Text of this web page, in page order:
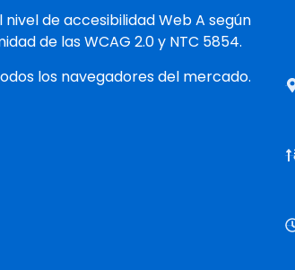
de accesibilidad Web A según
de las WCAG 2.0 y NTC 5854.
los navegadores del mercado.